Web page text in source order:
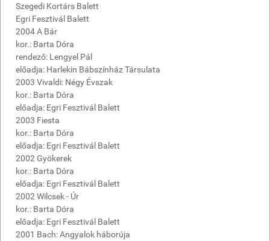
Szegedi Kortárs Balett
Egri Fesztivál Balett
2004 A Bár
kor.: Barta Dóra
rendező: Lengyel Pál
előadja: Harlekin Bábszínház Társulata
2003 Vivaldi: Négy Évszak
kor.: Barta Dóra
előadja: Egri Fesztivál Balett
2003 Fiesta
kor.: Barta Dóra
előadja: Egri Fesztivál Balett
2002 Gyökerek
kor.: Barta Dóra
előadja: Egri Fesztivál Balett
2002 Wilcsek - Úr
kor.: Barta Dóra
előadja: Egri Fesztivál Balett
2001 Bach: Angyalok háborúja